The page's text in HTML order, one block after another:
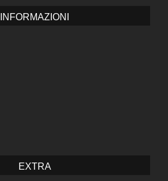
INFORMAZIONI
EXTRA